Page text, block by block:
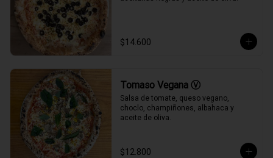
$14.600
Tomaso Vegana Ⓥ
Salsa de tomate, queso vegano,
choclo, champiñones, albahaca y
aceite de oliva.
$12.800